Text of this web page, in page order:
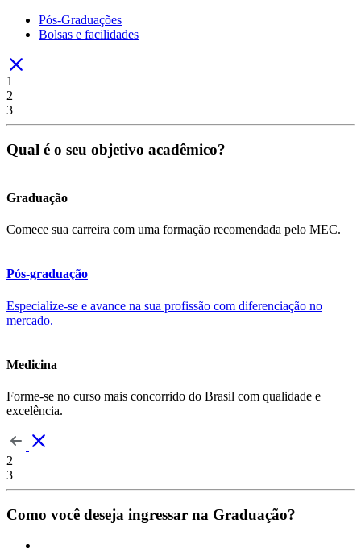
Pós-Graduações
Bolsas e facilidades
1
2
3
Qual é o seu objetivo acadêmico?
Graduação
Comece sua carreira com uma formação recomendada pelo MEC.
Pós-graduação
Especialize-se e avance na sua profissão com diferenciação no
mercado.
Medicina
Forme-se no curso mais concorrido do Brasil com qualidade e
excelência.
2
3
Como você deseja ingressar na Graduação?